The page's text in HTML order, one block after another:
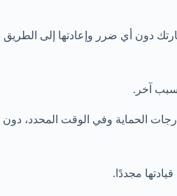
دون أي ضرر وإعادتها إلى الطريق
سبب آخر.
الحماية وفي الوقت المحدد، دون
مجددًا.